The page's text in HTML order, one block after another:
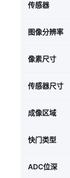
传感器
图像分辨率
像素尺寸
传感器尺寸
成像区域
快门类型
ADC位深